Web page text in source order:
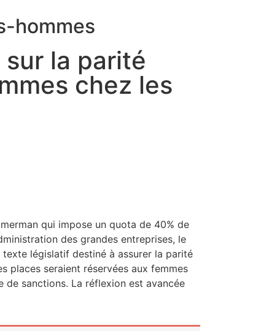
hommes
la parité
chez les
qui impose un quo­ta de 40% de
des grandes entre­prises, le
légis­la­tif des­ti­né à assu­rer la pari­té
places seraient réser­vées aux femmes
de sanc­tions. La réflexion est avan­cée